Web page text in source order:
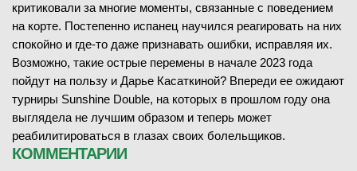
критиковали за многие моменты, связанные с поведением
на корте. Постепенно испанец научился реагировать на них
спокойно и где-то даже признавать ошибки, исправляя их.
Возможно, такие острые перемены в начале 2023 года
пойдут на пользу и Дарье Касаткиной? Впереди ее ожидают
турниры Sunshine Double, на которых в прошлом году она
выглядела не лучшим образом и теперь может
реабилитироваться в глазах своих болельщиков.
КОММЕНТАРИИ